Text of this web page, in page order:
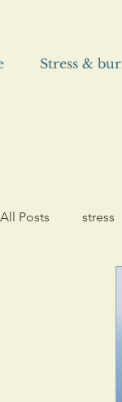
Stress &
All Posts stress